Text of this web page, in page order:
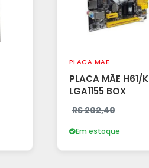
PLACA MAE
PLACA MÃE H61/
LGA1155 BOX
R$ 202,40
Em estoque